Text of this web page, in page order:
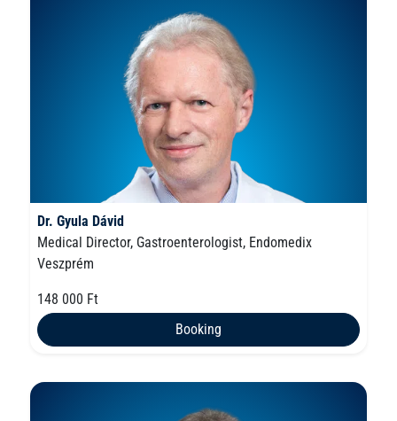
Dr. Gyula Dávid
Medical Director, Gastroenterologist, Endomedix
Veszprém
148 000 Ft
Booking